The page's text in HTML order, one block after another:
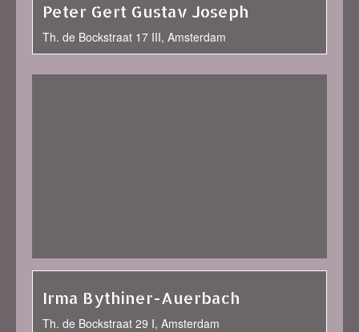
Peter Gert Gustav Joseph
Th. de Bockstraat 17 III, Amsterdam
Irma Bythiner-Auerbach
Th. de Bockstraat 29 I, Amsterdam